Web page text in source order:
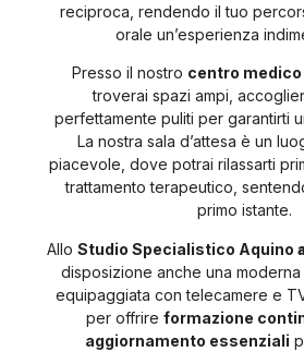
reciproca, rendendo il tuo
orale un’esperienza
Presso il nostro centro
troverai spazi ampi,
perfettamente puliti per garantirti
La nostra sala d’attesa è un
piacevole, dove potrai rilassarti
trattamento terapeutico,
primo istante.
Allo Studio Specialistico Aquino
disposizione anche una
equipaggiata con telecamere e
per offrire formazione
aggiornamento essenziali